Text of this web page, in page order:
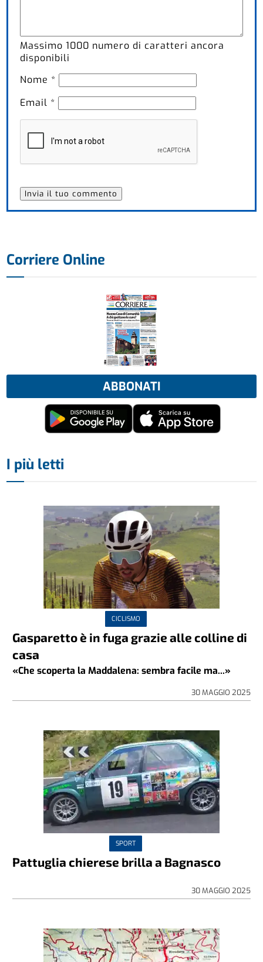
Massimo1000 numero di caratteri ancora
disponibili
Nome *
Email *
Corriere Online
ABBONATI
I più letti
CICLISMO
Gasparetto è in fuga grazie alle colline di
casa
«Che scoperta la Maddalena: sembra facile ma...»
30 MAGGIO 2025
SPORT
Pattuglia chierese brilla a Bagnasco
30 MAGGIO 2025